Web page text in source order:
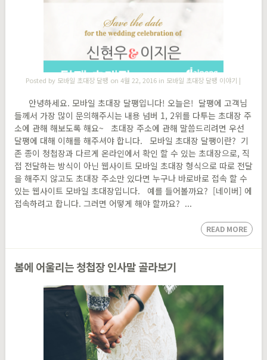
Posted by 모바일 초대장 달팽 on 4월 22, 2016 in 모바일 초대장 달팽 이야기 |
안녕하세요. 모바일 초대장 달팽입니다! 오늘은! ​ ​달팽에 고객님
들께서 가장 많이 문의해주시는 내용 넘버 1, 2위를 다투는 초대장 주
소에 관해 해보도록 해요~​ ​초대장 주소에 관해 말씀드리려면 우선
달팽에 대해 이해를 해주셔야 합니다. ​ ​ 모바일 초대장 달팽이란? ​ 기
존 종이 청첩장과 다르게 온라인에서 확인 할 수 있는 초대장으로, 직
접 전달하는 방식이 아닌 웹사이트 모바일 초대장 형식으로 따로 전달
을 해주지 않고도 초대장 주소만 있다면 누구나 바로바로 접속 할 수
있는 웹사이트 모바일 초대장입니다. ​ ​ 예를 들어볼까요? ​ [네이버] 에
접속하려고 합니다. 그러면 어떻게 해야 할까요? ...
READ MORE
봄에 어울리는 청첩장 인사말 골라보기